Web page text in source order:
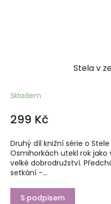
Stela v
Skladem
299 Kč
Druhý díl knižní série o
Osmihorkách utekl rok
velké dobrodružství.
setkání -...
S podpisem